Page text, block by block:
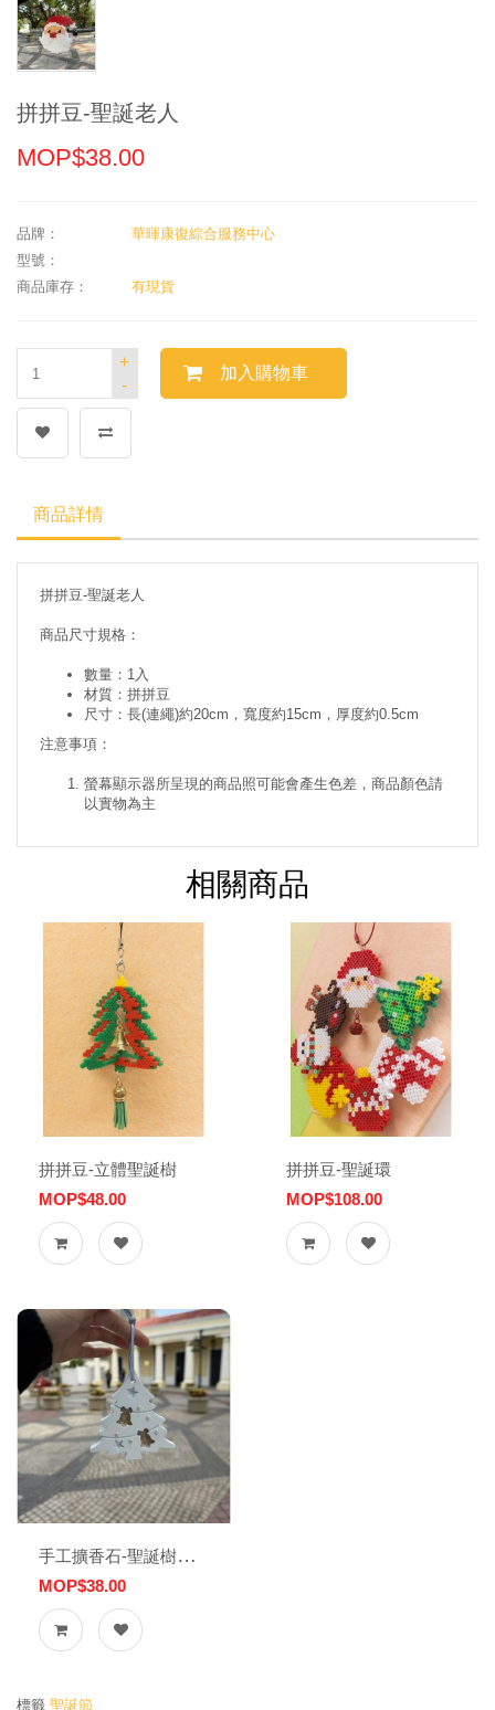
拼拼豆-聖誕老人
MOP$38.00
品牌：
華暉康復綜合服務中心
型號：
商品庫存：
有現貨
-
+
加入購物車
商品詳情
拼拼豆-聖誕老人
商品尺寸規格：
數量：1入
材質：拼拼豆
尺寸：長(連繩)約20cm，寬度約15cm，厚度約0.5cm
注意事項：
螢幕顯示器所呈現的商品照可能會產生色差，商品顏色請
以實物為主
相關商品
拼拼豆-立體聖誕樹
MOP$48.00
拼拼豆-聖誕環
MOP$108.00
手工擴香石-聖誕樹吊飾
MOP$38.00
標籤 聖誕節